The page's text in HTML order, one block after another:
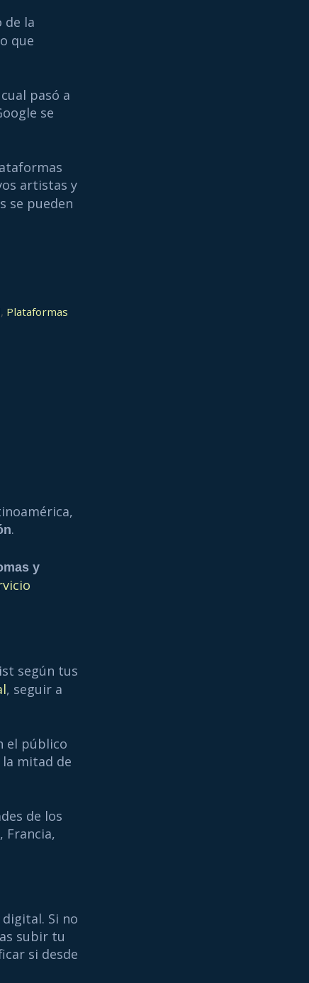
de la
que
pasó a
se
artistas y
se pueden
, Plataformas
.
y
según tus
, seguir a
el público
mitad de
de los
Francia,
Si no
subir tu
si desde